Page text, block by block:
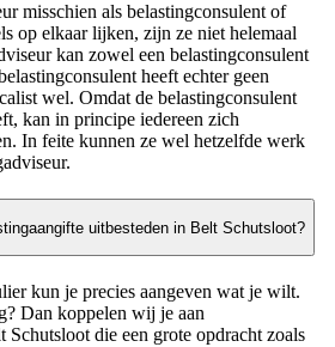
misschien als belastingconsulent of
op elkaar lijken, zijn ze niet helemaal
kan zowel een belastingconsulent
heeft echter geen
wel. Omdat de belastingconsulent
kan in principe iedereen zich
In feite kunnen ze wel hetzelfde werk
uitbesteden in Belt Schutsloot?
kun je precies aangeven wat je wilt.
Dan koppelen wij je aan
Schutsloot die een grote opdracht zoals